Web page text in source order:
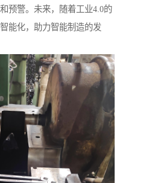
预警。未来，随着工业4.0的
能化，助力智能制造的发